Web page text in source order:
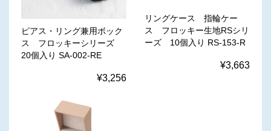
ピアス・リング兼用ボック
ス フロッキーシリーズ
20個入り SA-002-RE
¥3,256
リングケース 指輪ケー
ス フロッキー生地RSシリ
ーズ 10個入り RS-153-R
¥3,663